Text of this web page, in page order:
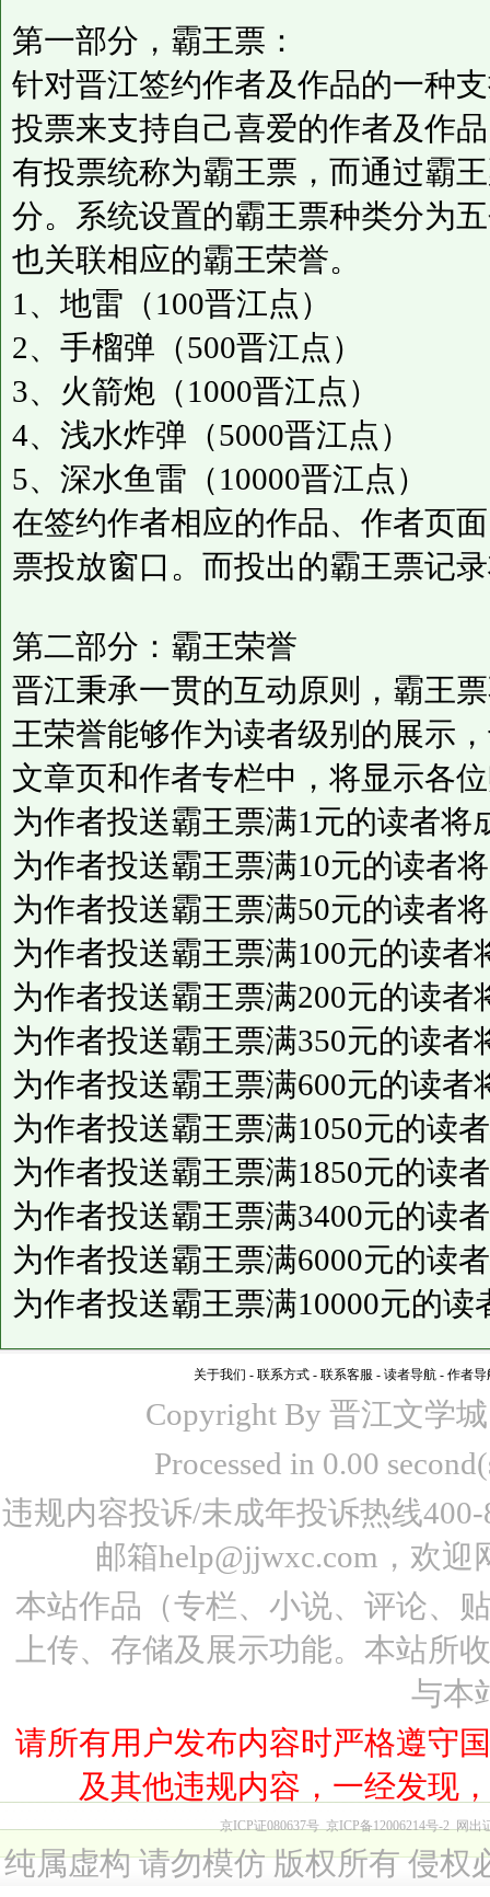
第一部分，霸王票：
针对晋江签约作者及作品的一种
投票来支持自己喜爱的作者及作
有投票统称为霸王票，而通过霸
分。系统设置的霸王票种类分为
也关联相应的霸王荣誉。
1、地雷（100晋江点）
2、手榴弹（500晋江点）
3、火箭炮（1000晋江点）
4、浅水炸弹（5000晋江点）
5、深水鱼雷（10000晋江点）
在签约作者相应的作品、作者页
票投放窗口。而投出的霸王票记
第二部分：霸王荣誉
晋江秉承一贯的互动原则，霸王
王荣誉能够作为读者级别的展示
文章页和作者专栏中，将显示各
为作者投送霸王票满1元的读者将
为作者投送霸王票满10元的读者
为作者投送霸王票满50元的读者
为作者投送霸王票满100元的读者
为作者投送霸王票满200元的读者
为作者投送霸王票满350元的读者
为作者投送霸王票满600元的读者
为作者投送霸王票满1050元的读
为作者投送霸王票满1850元的读
为作者投送霸王票满3400元的读
为作者投送霸王票满6000元的读
为作者投送霸王票满10000元的
关于我们 - 联系方式 - 联系客服 - 读者导航 - 作者导
Copyright By 晋江文学
Processed in 0.00
违规内容投诉/未成年投诉热线
邮箱help@jjwxc.com，欢
本站作品（专栏、小说、评论、
上传、存储及展示功能。本站所
与本
请所有用户发布内容时严格遵守
及其他违规内容，一经发现
京ICP证080637号 京ICP备12006214号-2 网出
纯属虚构 请勿模仿 版权所有 侵权